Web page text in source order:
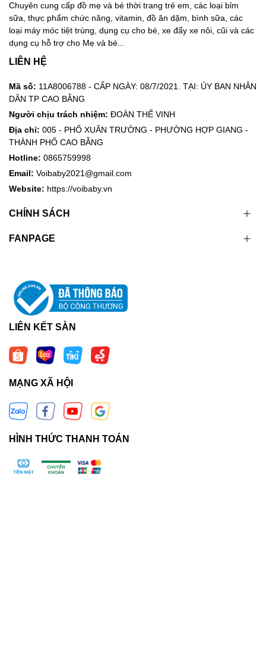
Chuyên cung cấp đồ mẹ và bé thời trang trẻ em, các loại bỉm
sữa, thực phẩm chức năng, vitamin, đồ ăn dặm, bình sữa, các
loại máy móc tiệt trùng, dụng cụ cho bé, xe đẩy xe nôi, cũi và các
dụng cụ hỗ trợ cho Mẹ và bé...
LIÊN HỆ
Mã số: 11A8006788 - CẤP NGÀY: 08/7/2021. TẠI: ỦY BAN NHÂN
DÂN TP CAO BẰNG
Người chịu trách nhiệm: ĐOÀN THẾ VINH
Địa chỉ: 005 - PHỐ XUÂN TRƯỜNG - PHƯỜNG HỢP GIANG -
THÀNH PHỐ CAO BẰNG
Hotline: 0865759998
Email: Voibaby2021@gmail.com
Website: https://voibaby.vn
CHÍNH SÁCH
FANPAGE
LIÊN KẾT SÀN
MẠNG XÃ HỘI
HÌNH THỨC THANH TOÁN